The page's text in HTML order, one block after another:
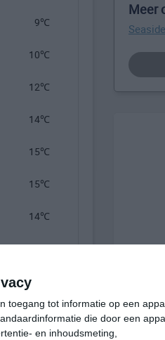
toegang tot informatie op een
die door een
en inhoudsmeting,
9℃
10℃
12℃
14℃
15℃
15℃
14℃
13℃
12℃
11℃
Meer
Seaside